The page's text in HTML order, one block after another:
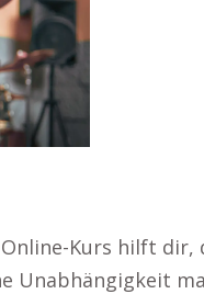
Kurs hilft dir,
Unabhängigkeit